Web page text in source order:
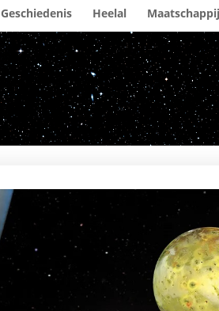
Geschiedenis Heelal Maatschappij